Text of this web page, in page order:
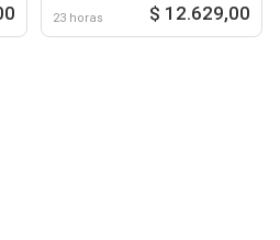
23 horas $ 12.629,00